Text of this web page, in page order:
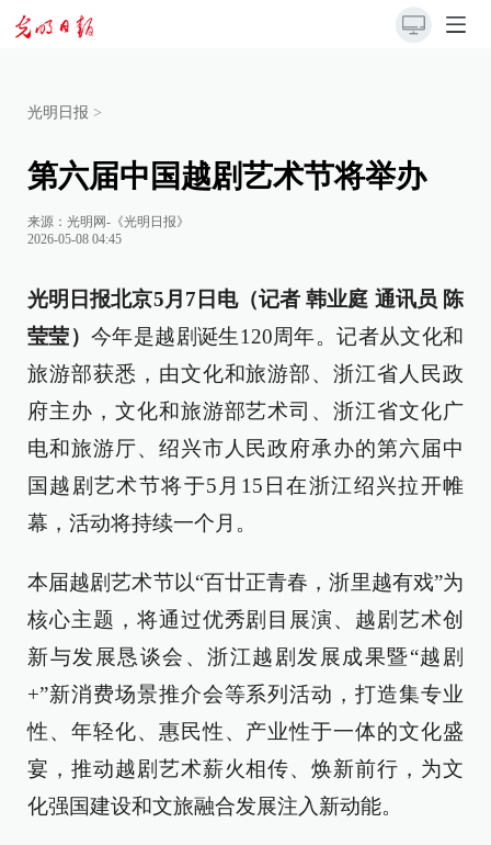
光明日报 >
第六届中国越剧艺术节将举办
来源： 光明网-《光明日报》
2026-05-08 04:45
光明日报北京5月7日电（记者 韩业庭 通讯员 陈
莹莹）今年是越剧诞生120周年。记者从文化和
旅游部获悉，由文化和旅游部、浙江省人民政
府主办，文化和旅游部艺术司、浙江省文化广
电和旅游厅、绍兴市人民政府承办的第六届中
国越剧艺术节将于5月15日在浙江绍兴拉开帷
幕，活动将持续一个月。
本届越剧艺术节以“百廿正青春，浙里越有戏”为
核心主题，将通过优秀剧目展演、越剧艺术创
新与发展恳谈会、浙江越剧发展成果暨“越剧
+”新消费场景推介会等系列活动，打造集专业
性、年轻化、惠民性、产业性于一体的文化盛
宴，推动越剧艺术薪火相传、焕新前行，为文
化强国建设和文旅融合发展注入新动能。